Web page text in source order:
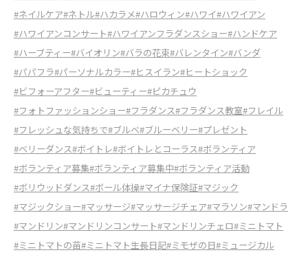
#ネイルケア#ネトル#ハカラメ#ハロウィン#ハワイ#ハワイアン
#ハワイアンコンサート#ハワイアンフラダンスショー#ハンドケア
#ハーブティー#バイオリン#バラの花束#バレンタイン#バンダ
#パパフラ#パーソナルカラー#ヒスイラン#ヒートショック
#ビフォーアフター#ビューティー#ピカチュウ
#フォトファッションショー#フラダンス#フラダンス教室#フレイル
#フレッシュな気持ちで#ブルべ#ブルーベリー#プレゼント
#ベリーダンス#ボイトレ#ボイトレとコーラス#ボランティア
#ボランティア募集#ボランティア募集中#ボランティア活動
#ボリウッドダンス#ボール体操#マイナ保険証#マジック
#マジックショー#マッサージ#マッサージチェア#マラソン#マンドラ
#マンドリン#マンドリンコンサート#マンドリンチェロ#ミニトマト
#ミニトマトの苗#ミニトマト生長日記#ミモザの日#ミュージカル